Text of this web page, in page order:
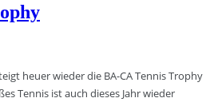
heuer wieder die BA-CA Tennis Trophy
Tennis ist auch dieses Jahr wieder